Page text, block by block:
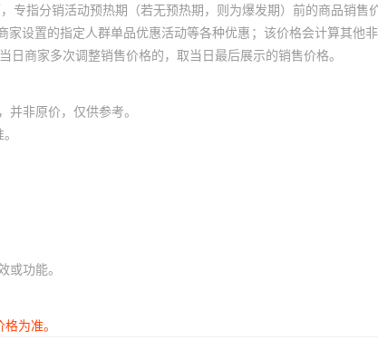
专指分销活动预热期（若无预热期，则为爆发期）前的商品销售
设置的指定人群单品优惠活动等各种优惠；该价格会计算其他
商家多次调整销售价格的，取当日最后展示的销售价格。
非原价，仅供参考。
功能。
为准。